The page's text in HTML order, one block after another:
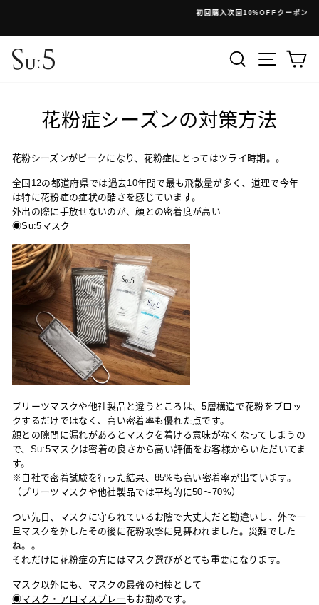
テ
初回購入次回10%OFFクーポン
検索 メニ
花粉症シーズンの対策方法
花粉シーズンがピークになり、花粉症にとってはツライ時期。。
全国12の都道府県では過去10年間で最も飛散量が多く、道理で今年
は特に花粉症の症状の酷さを感じています。
外出の際に手放せないのが、顔との密着度が高い
◉Su:5マスク
プリーツマスクや他社製品と違うところは、5層構造で花粉をブロッ
クするだけではなく、高い密着率も優れた点です。
顔との隙間に漏れがあるとマスクを着ける意味がなくなってしまうの
で、 Su:5マスクは密着の良さから高い評価をお客様からいただいてま
す。
※自社で密着試験を行った結果、85%も高い密着率が出ています。
（プリーツマスクや他社製品では平均的に50〜70%）
つい先日、マスクに守られているお陰で大丈夫だと勘違いし、外で一
旦マスクを外したその後に花粉攻撃に見舞われました。災難でした
ね。。
それだけに花粉症の方にはマスク選びがとても重要になります。
マスク以外にも、マスクの最強の相棒として
◉マスク・アロマスプレーもお勧めです。